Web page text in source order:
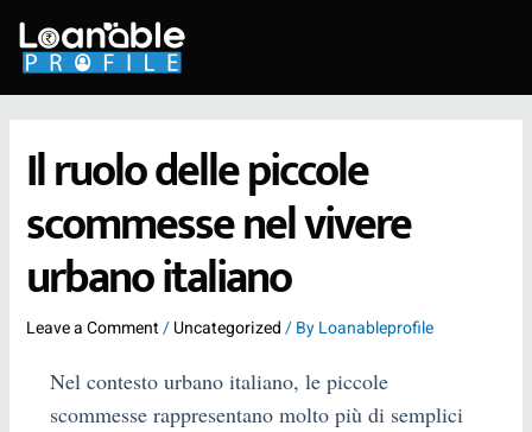
content
Il ruolo delle piccole
scommesse nel vivere
urbano italiano
Leave a Comment/Uncategorized/ ByLoanableprofile
Nel contesto urbano italiano, le piccole
scommesse rappresentano molto più di semplici